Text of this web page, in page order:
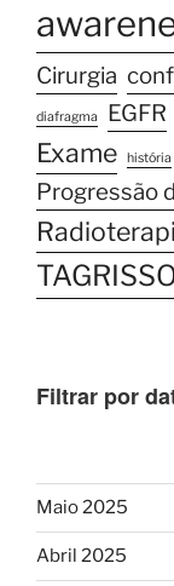
Cirurgia
diafragma EGFR
Exame história
Progressão
Filtrar por
Maio 2025
Abril 2025